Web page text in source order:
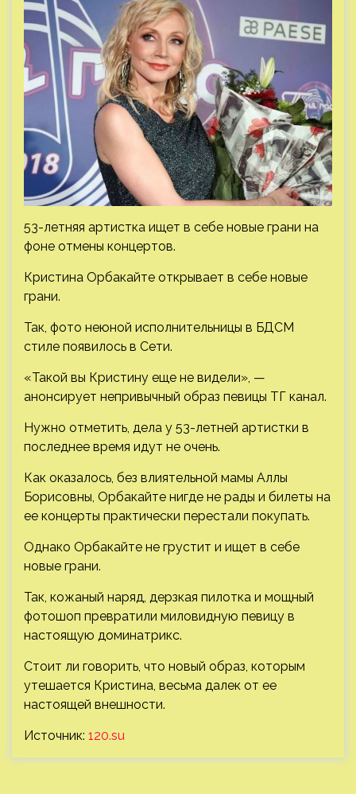
53-летняя артистка ищет в себе новые грани на
фоне отмены концертов.
Кристина Орбакайте открывает в себе новые
грани.
Так, фото неюной исполнительницы в БДСМ
стиле появилось в Сети.
«Такой вы Кристину еще не видели», —
анонсирует непривычный образ певицы ТГ канал.
Нужно отметить, дела у 53-летней артистки в
последнее время идут не очень.
Как оказалось, без влиятельной мамы Аллы
Борисовны, Орбакайте нигде не рады и билеты на
ее концерты практически перестали покупать.
Однако Орбакайте не грустит и ищет в себе
новые грани.
Так, кожаный наряд, дерзкая пилотка и мощный
фотошоп превратили миловидную певицу в
настоящую доминатрикс.
Стоит ли говорить, что новый образ, которым
утешается Кристина, весьма далек от ее
настоящей внешности.
Источник: 120.su